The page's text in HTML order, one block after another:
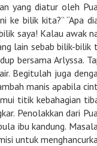
yang diatur oleh
ke bilik kita?” “Apa
saya! Kalau awak
lain sebab bilik-bilik
bersama Arlyssa.
Begitulah juga
manis apabila
titik kebahagian
Penolakkan dari
ibu kandung.
untuk